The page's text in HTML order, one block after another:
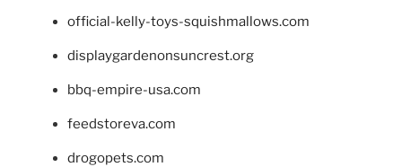
official-kelly-toys-squishmallows.com
displaygardenonsuncrest.org
bbq-empire-usa.com
feedstoreva.com
drogopets.com